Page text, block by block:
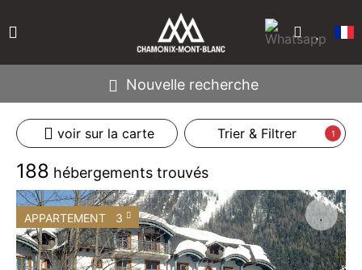
Nouvelle recherche
188 hébergements trouvés
Trier & Filtrer 1
voir sur la carte
APPARTEMENT 3